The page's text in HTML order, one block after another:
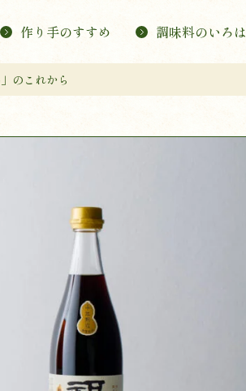
作り手のすすめ 調味料のいろは
のこれから